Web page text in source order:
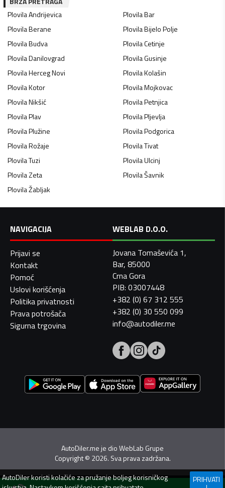
PlovilaAndrijevica PlovilaBar
PlovilaBerane PlovilaBijelo Polje
PlovilaBudva PlovilaCetinje
PlovilaDanilovgrad PlovilaGusinje
PlovilaHerceg Novi PlovilaKolašin
PlovilaKotor PlovilaMojkovac
PlovilaNikšić PlovilaPetnjica
PlovilaPlav PlovilaPljevlja
PlovilaPlužine PlovilaPodgorica
PlovilaRožaje PlovilaTivat
PlovilaTuzi PlovilaUlcinj
PlovilaZeta PlovilaŠavnik
PlovilaŽabljak
NAVIGACIJA
Prijavi se
Kontakt
Pomoć
Uslovi korišćenja
Politika privatnosti
Prava potrošača
Sigurna trgovina
WEBLAB D.O.O.
Jovana Tomaševića 1,
Bar, 85000
Crna Gora
PIB: 03007448
+382 (0) 67 312 555
+382 (0) 30 550 099
info@autodiler.me
AutoDiler.me je dioWebLab Grupe
Copyright© 2026. Sva prava zadržana.
AutoDilerkoristi kolačiće za pružanje boljeg korisničkog
PRIHVATI